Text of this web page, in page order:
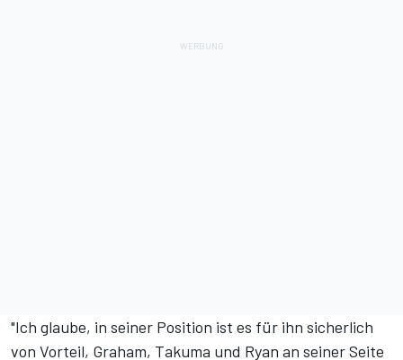
"Ich glaube, in seiner Position ist es für ihn sicherlich
von Vorteil, Graham, Takuma und Ryan an seiner Seite